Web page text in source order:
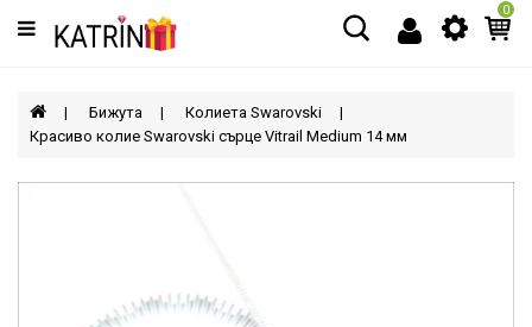
Категории
МЪЖЕ
0
Бижута
Колиета Swarovski
Красиво колие Swarovski сърце Vitrail Medium 14 мм